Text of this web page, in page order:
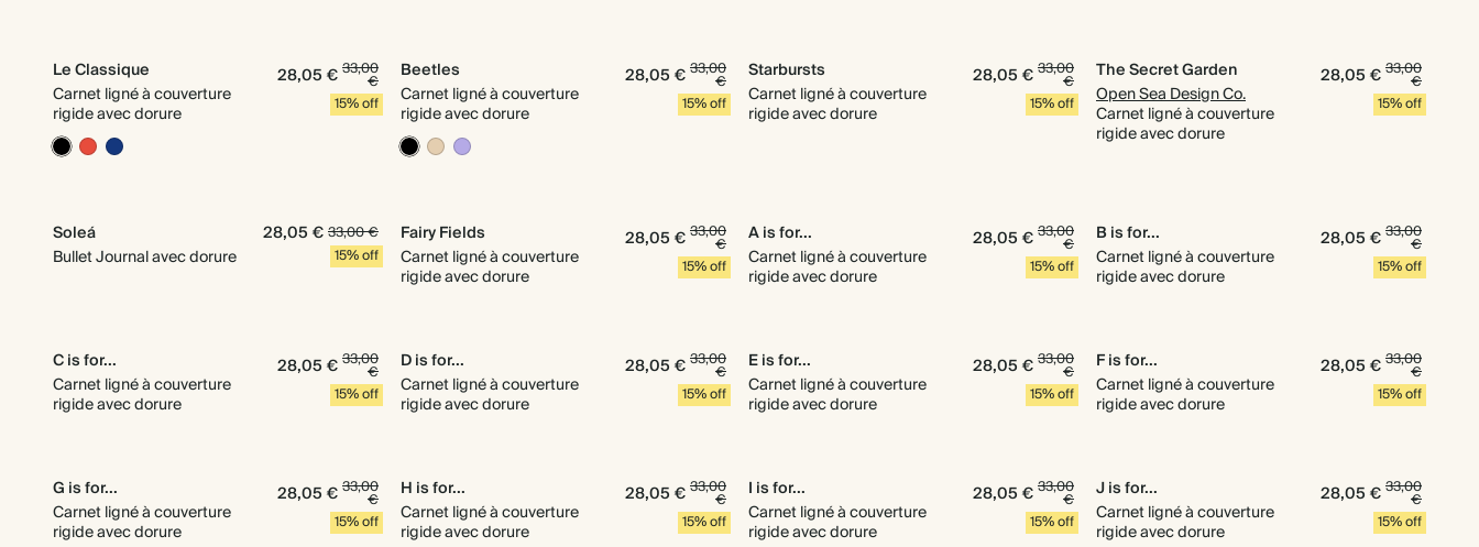
Le Classique
Carnet ligné à couverture
rigide avec dorure
28,05 €33,00
€
15% off
Beetles
Carnet ligné à couverture
rigide avec dorure
28,05 €33,00
€
15% off
Starbursts
Carnet ligné à couverture
rigide avec dorure
28,05 €33,00
€
15% off
The Secret Garden
Open Sea Design Co.
Carnet ligné à couverture
rigide avec dorure
28,05 €33,00
€
15% off
Soleá
Bullet Journal avec dorure
28,05 €33,00 €
15% off
Fairy Fields
Carnet ligné à couverture
rigide avec dorure
28,05 €33,00
€
15% off
A is for...
Carnet ligné à couverture
rigide avec dorure
28,05 €33,00
€
15% off
B is for...
Carnet ligné à couverture
rigide avec dorure
28,05 €33,00
€
15% off
C is for...
Carnet ligné à couverture
rigide avec dorure
28,05 €33,00
€
15% off
D is for...
Carnet ligné à couverture
rigide avec dorure
28,05 €33,00
€
15% off
E is for...
Carnet ligné à couverture
rigide avec dorure
28,05 €33,00
€
15% off
F is for...
Carnet ligné à couverture
rigide avec dorure
28,05 €33,00
€
15% off
G is for...
Carnet ligné à couverture
rigide avec dorure
28,05 €33,00
€
15% off
H is for...
Carnet ligné à couverture
rigide avec dorure
28,05 €33,00
€
15% off
I is for...
Carnet ligné à couverture
rigide avec dorure
28,05 €33,00
€
15% off
J is for...
Carnet ligné à couverture
rigide avec dorure
28,05 €33,00
€
15% off